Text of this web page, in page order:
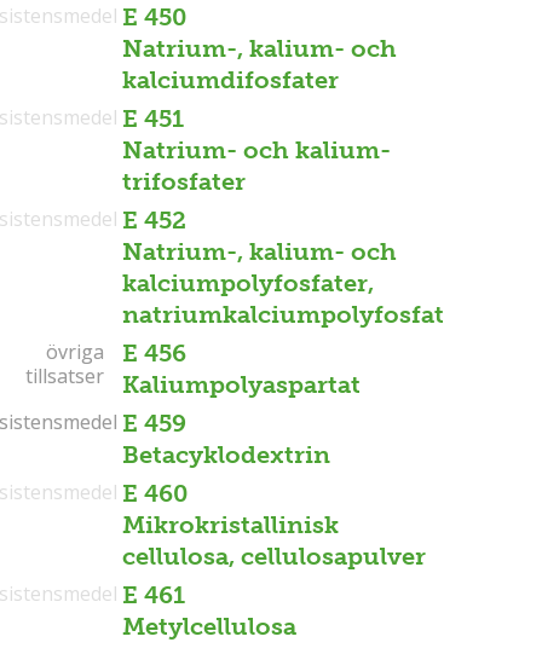
E 450
Natrium-, kalium- och
kalciumdifosfater
E 451
Natrium- och kalium-
trifosfater
E 452
Natrium-, kalium- och
kalciumpolyfosfater,
natriumkalciumpolyfosfat
E 456
Kaliumpolyaspartat
övriga
tillsatser
övriga
tillsatser
E 459
Betacyklodextrin
E 460
Mikrokristallinisk
cellulosa, cellulosapulver
E 461
Metylcellulosa